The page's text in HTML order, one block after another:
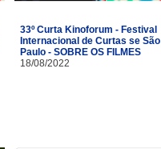
33º Curta Kinoforum - Festival
Internacional de Curtas se São
Paulo - SOBRE OS FILMES
18/08/2022